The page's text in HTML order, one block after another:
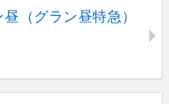
（グラン昼特急）